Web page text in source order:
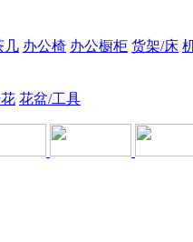
几 办公椅 办公橱柜 货架/床
花盆/工具